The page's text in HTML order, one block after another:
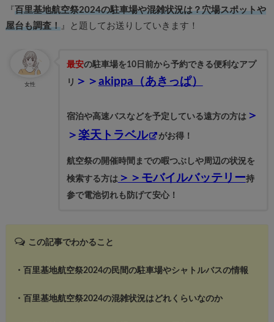
『 百里基地航空祭2024の駐車場や混雑状況は？穴場スポットや
屋台も調査！』と題してお送りしていきます！
女性
最安の駐車場を10日前から予約できる便利なアプ
リ ＞＞ akippa（あきっぱ）
宿泊や高速バスなどを予定している遠方の方は＞
＞ 楽天トラベル がお得！
航空祭の開催時間までの暇つぶしや周辺の状況を
検索する方は＞＞モバイルバッテリー持
参で電池切れも防げて安心！
この記事でわかること
・百里基地航空祭2024の民間の駐車場やシャトルバスの情報
・百里基地航空祭2024の混雑状況はどれくらいなのか